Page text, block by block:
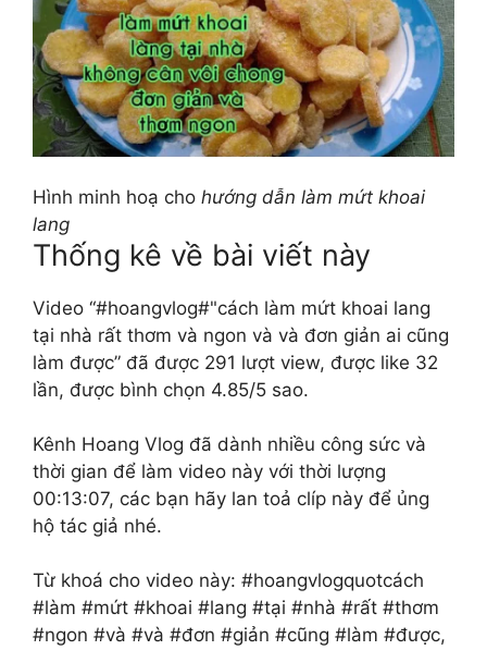
Hình minh hoạ cho hướng dẫn làm mứt khoai
lang
Thống kê về bài viết này
Video “#hoangvlog#"cách làm mứt khoai lang
tại nhà rất thơm và ngon và và đơn giản ai cũng
làm được” đã được 291 lượt view, được like 32
lần, được bình chọn 4.85/5 sao.
Kênh Hoang Vlog đã dành nhiều công sức và
thời gian để làm video này với thời lượng
00:13:07, các bạn hãy lan toả clíp này để ủng
hộ tác giả nhé.
Từ khoá cho video này: #hoangvlogquotcách
#làm #mứt #khoai #lang #tại #nhà #rất #thơm
#ngon #và #và #đơn #giản #cũng #làm #được,